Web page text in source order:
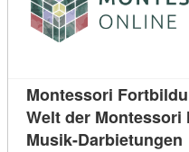
Montessori
Welt der Montessori
Musik-Darbietungen